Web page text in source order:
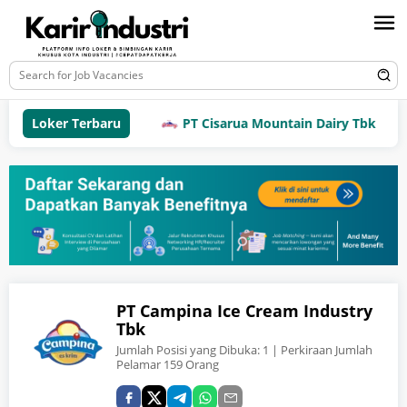
Loker Terbaru PT Cisarua Mountain Dairy Tbk
PT Campina Ice Cream Industry
Tbk
Jumlah Posisi yang Dibuka: 1 | Perkiraan Jumlah
Pelamar 159 Orang